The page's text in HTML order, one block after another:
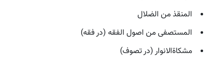
المنقذ من الضلال
المستصفی من اصول الفقه (در فقه)
مشکاةالانوار (در تصوف)